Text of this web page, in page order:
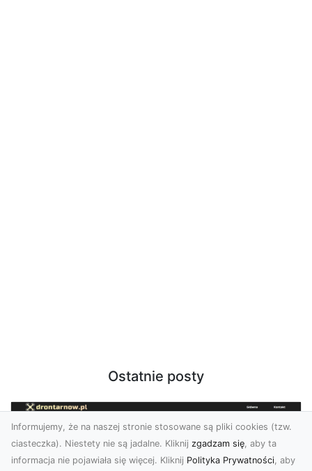
Ostatnie posty
Informujemy, że na naszej stronie stosowane są pliki cookies (tzw.
ciasteczka). Niestety nie są jadalne. Kliknij zgadzam się, aby ta
informacja nie pojawiała się więcej. Kliknij Polityka Prywatności, aby